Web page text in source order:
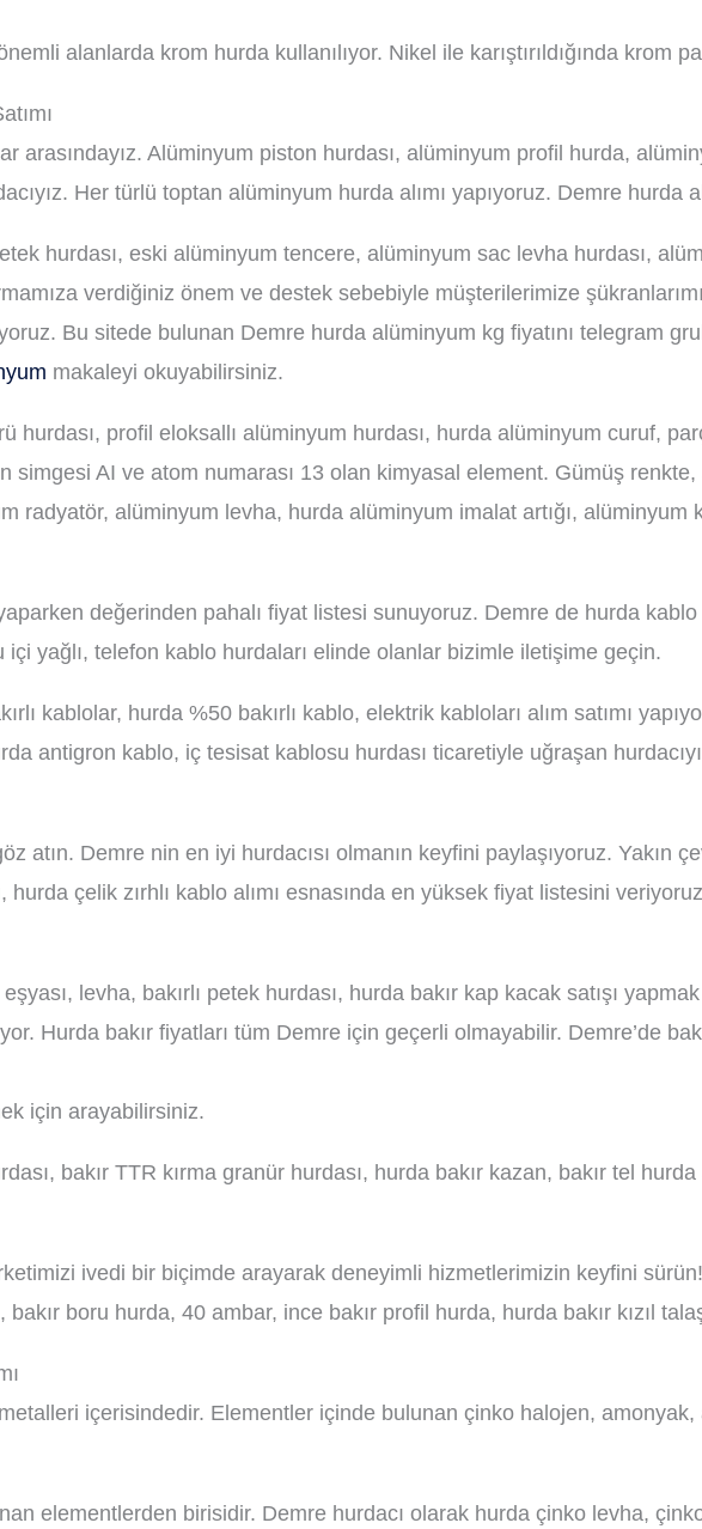
alanlarda krom hurda kullanılıyor. Nikel ile karıştırıldığında krom
arasındayız. Alüminyum piston hurdası, alüminyum profil hurda,
Her türlü toptan alüminyum hurda alımı yapıyoruz. Demre hurda
hurdası, eski alüminyum tencere, alüminyum sac levha hurdası,
verdiğiniz önem ve destek sebebiyle müşterilerimize
Bu sitede bulunan Demre hurda alüminyum kg fiyatını telegram
makaleyi okuyabilirsiniz.
hurdası, profil eloksallı alüminyum hurdası, hurda alüminyum curuf,
simgesi AI ve atom numarası 13 olan kimyasal element. Gümüş
radyatör, alüminyum levha, hurda alüminyum imalat artığı, alüminyum
değerinden pahalı fiyat listesi sunuyoruz. Demre de hurda
yağlı, telefon kablo hurdaları elinde olanlar bizimle iletişime geçin.
kablolar, hurda %50 bakırlı kablo, elektrik kabloları alım satımı
antigron kablo, iç tesisat kablosu hurdası ticaretiyle uğraşan
atın. Demre nin en iyi hurdacısı olmanın keyfini paylaşıyoruz. Yakın
çelik zırhlı kablo alımı esnasında en yüksek fiyat listesini
levha, bakırlı petek hurdası, hurda bakır kap kacak satışı
Hurda bakır fiyatları tüm Demre için geçerli olmayabilir. Demre’de
için arayabilirsiniz.
bakır TTR kırma granür hurdası, hurda bakır kazan, bakır tel
ivedi bir biçimde arayarak deneyimli hizmetlerimizin keyfini
bakır boru hurda, 40 ambar, ince bakır profil hurda, hurda bakır kızıl
içerisindedir. Elementler içinde bulunan çinko halojen,
elementlerden birisidir. Demre hurdacı olarak hurda çinko levha, çinko